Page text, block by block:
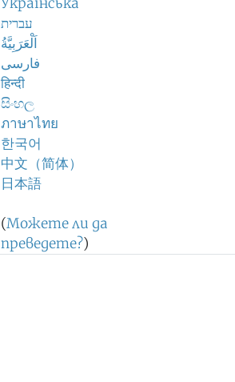
עברית
اَلْعَرَبِيَّةُ
فارسی
हिन्दी
සිංහල
ภาษาไทย
한국어
中文（简体）
日本語
(Можете ли да
преведете?)